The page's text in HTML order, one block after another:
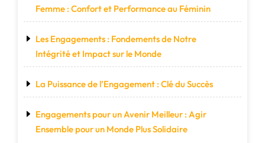
Femme : Confort et Performance au Féminin
Les Engagements : Fondements de Notre
Intégrité et Impact sur le Monde
La Puissance de l’Engagement : Clé du Succès
Engagements pour un Avenir Meilleur : Agir
Ensemble pour un Monde Plus Solidaire